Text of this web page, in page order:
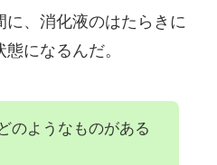
、消化液のはたらきに
になるんだ。
のようなものがある